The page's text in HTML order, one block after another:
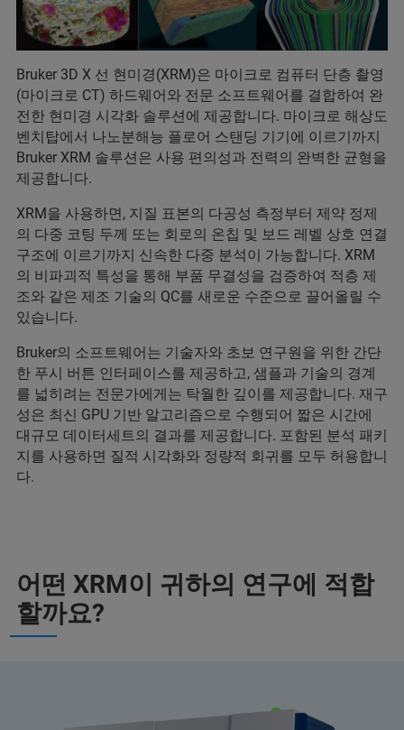
Bruker 3D X 선 현미경(XRM)은 마이크로 컴퓨터 단층 촬영
(마이크로 CT) 하드웨어와 전문 소프트웨어를 결합하여 완
전한 현미경 시각화 솔루션에 제공합니다. 마이크로 해상도
벤치탑에서 나노분해능 플로어 스탠딩 기기에 이르기까지
Bruker XRM 솔루션은 사용 편의성과 전력의 완벽한 균형을
제공합니다.
XRM을 사용하면, 지질 표본의 다공성 측정부터 제약 정제
의 다중 코팅 두께 또는 회로의 온칩 및 보드 레벨 상호 연결
구조에 이르기까지 신속한 다중 분석이 가능합니다. XRM
의 비파괴적 특성을 통해 부품 무결성을 검증하여 적층 제
조와 같은 제조 기술의 QC를 새로운 수준으로 끌어올릴 수
있습니다.
Bruker의 소프트웨어는 기술자와 초보 연구원을 위한 간단
한 푸시 버튼 인터페이스를 제공하고, 샘플과 기술의 경계
를 넓히려는 전문가에게는 탁월한 깊이를 제공합니다. 재구
성은 최신 GPU 기반 알고리즘으로 수행되어 짧은 시간에
대규모 데이터세트의 결과를 제공합니다. 포함된 분석 패키
지를 사용하면 질적 시각화와 정량적 회귀를 모두 허용합니
다.
어떤 XRM이 귀하의 연구에 적합
할까요?